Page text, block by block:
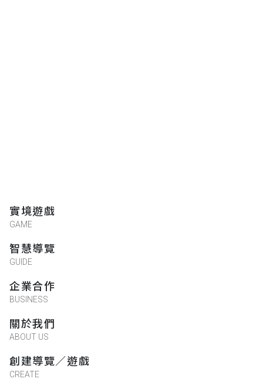
實境遊戲
GAME
智慧導覽
GUIDE
企業合作
BUSINESS
關於我們
ABOUT US
創建導覽／遊戲
CREATE